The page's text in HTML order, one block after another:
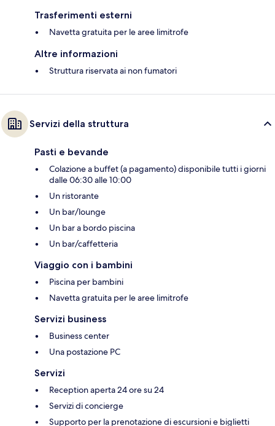
Trasferimenti esterni
Navetta gratuita per le aree limitrofe
Altre informazioni
Struttura riservata ai non fumatori
Servizi della struttura
Pasti e bevande
Colazione a buffet (a pagamento) disponibile tutti i giorni
dalle 06:30 alle 10:00
Un ristorante
Un bar/lounge
Un bar a bordo piscina
Un bar/caffetteria
Viaggio con i bambini
Piscina per bambini
Navetta gratuita per le aree limitrofe
Servizi business
Business center
Una postazione PC
Servizi
Reception aperta 24 ore su 24
Servizi di concierge
Supporto per la prenotazione di escursioni e biglietti